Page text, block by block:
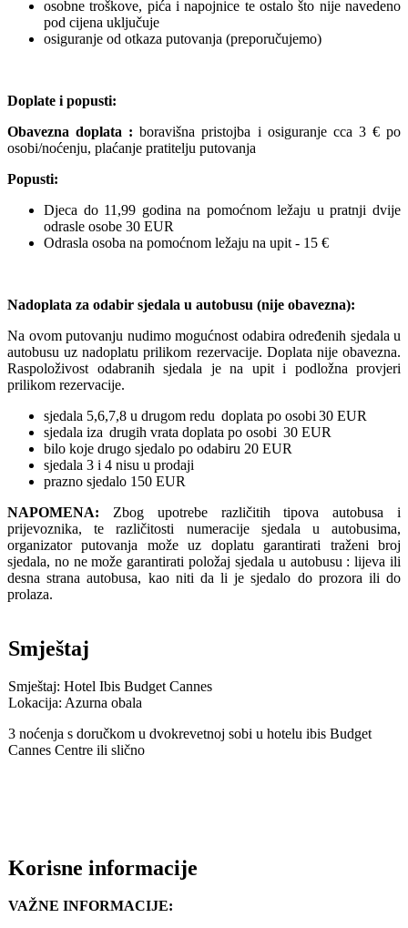
osobne troškove, pića i napojnice te ostalo što nije navedeno
pod cijena uključuje
osiguranje od otkaza putovanja (preporučujemo)
Doplate i popusti:
Obavezna doplata : boravišna pristojba i osiguranje cca 3 € po
osobi/noćenju, plaćanje pratitelju putovanja
Popusti:
Djeca do 11,99 godina na pomoćnom ležaju u pratnji dvije
odrasle osobe 30 EUR
Odrasla osoba na pomoćnom ležaju na upit - 15 €
Nadoplata za odabir sjedala u autobusu (nije obavezna):
Na ovom putovanju nudimo mogućnost odabira određenih sjedala u
autobusu uz nadoplatu prilikom rezervacije. Doplata nije obavezna.
Raspoloživost odabranih sjedala je na upit i podložna provjeri
prilikom rezervacije.
sjedala 5,6,7,8 u drugom redu doplata po osobi 30 EUR
sjedala iza drugih vrata doplata po osobi 30 EUR
bilo koje drugo sjedalo po odabiru 20 EUR
sjedala 3 i 4 nisu u prodaji
prazno sjedalo 150 EUR
NAPOMENA: Zbog upotrebe različitih tipova autobusa i
prijevoznika, te različitosti numeracije sjedala u autobusima,
organizator putovanja može uz doplatu garantirati traženi broj
sjedala, no ne može garantirati položaj sjedala u autobusu : lijeva ili
desna strana autobusa, kao niti da li je sjedalo do prozora ili do
prolaza.
Smještaj
Smještaj: Hotel Ibis Budget Cannes
Lokacija: Azurna obala
3 noćenja s doručkom u dvokrevetnoj sobi u hotelu ibis Budget
Cannes Centre ili slično
Korisne informacije
VAŽNE INFORMACIJE: